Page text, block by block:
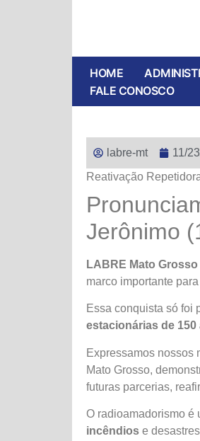
HOME
FALE CONOSCO
labre-mt
11/
Reativação
Jerônimo
LABRE Mato Grosso
marco importante
Essa conquista só foi
estacionárias de 150
Expressamos nossos
Mato Grosso,
futuras parcerias,
O radioamadorismo é
incêndios e